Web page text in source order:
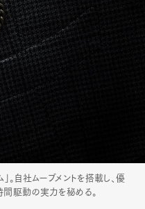
。自社ムーブメントを搭載し、優
間駆動の実力を秘める。